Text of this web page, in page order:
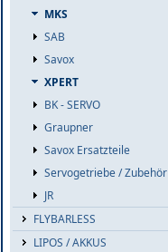
MKS
SAB
Savox
XPERT
BK - SERVO
Graupner
Savox Ersatzteile
Servogetriebe / Zubehör
JR
FLYBARLESS
LIPOS / AKKUS